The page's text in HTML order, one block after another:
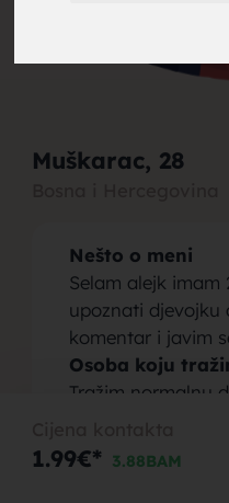
Muškarac, 28
Nešto o meni
Selam alejk imam
upoznati djevojku
komentar i javim
Osoba koju
Tražim normalnu
samo interes
1.99€* 3.88BAM
za